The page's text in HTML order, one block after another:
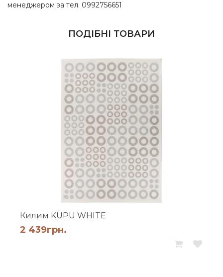
менеджером за тел. 0992756651
ПОДІБНІ ТОВАРИ
Килим KUPU WHITE
2 439грн.